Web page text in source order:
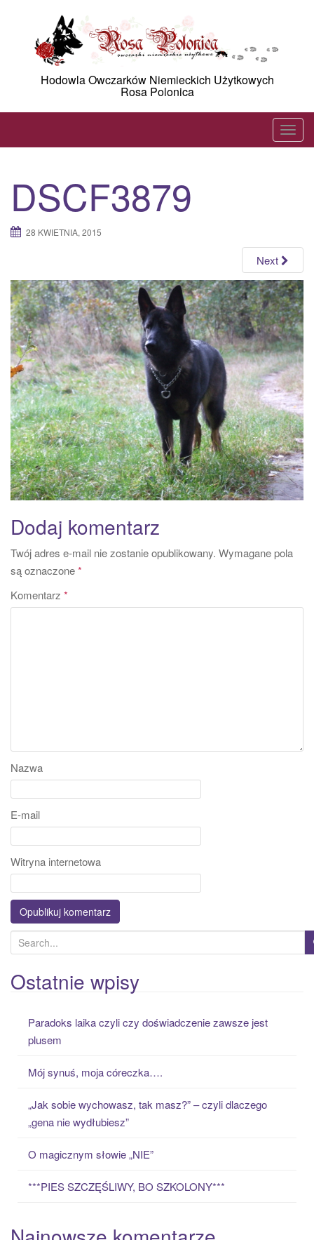
Hodowla Owczarków Niemieckich Użytkowych
Rosa Polonica
T
o
v
i
g
a
t
i
o
n
DSCF3879
28 KWIETNIA, 2015
Next
Dodaj komentarz
Twój adres e-mail nie zostanie opublikowany. Wymagane pola
są oznaczone*
Komentarz *
Nazwa
E-mail
Witryna internetowa
e
a
r
Ostatnie wpisy
Paradoks laika czyli czy doświadczenie zawsze jest
plusem
Mój synuś, moja córeczka….
„Jak sobie wychowasz, tak masz?” – czyli dlaczego
„gena nie wydłubiesz”
O magicznym słowie „NIE”
***PIES SZCZĘŚLIWY, BO SZKOLONY***